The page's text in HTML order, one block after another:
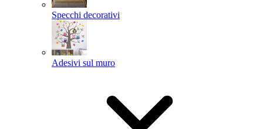
Specchi decorativi
Adesivi sul muro